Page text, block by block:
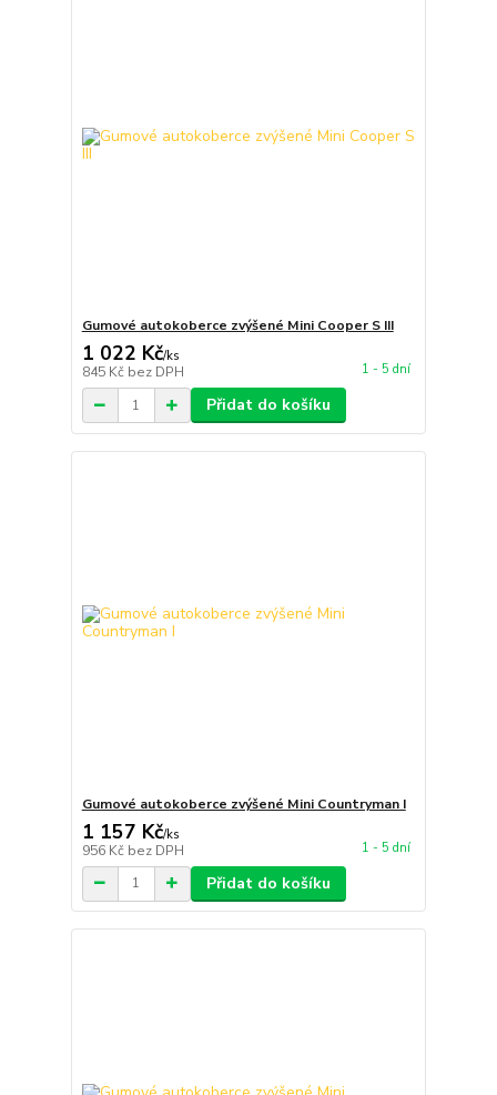
Gumové autokoberce zvýšené Mini Cooper S III
1 022 Kč/ks
845 Kč bez DPH 1 - 5 dní
Přidat do košíku
Gumové autokoberce zvýšené Mini Countryman I
1 157 Kč/ks
956 Kč bez DPH 1 - 5 dní
Přidat do košíku